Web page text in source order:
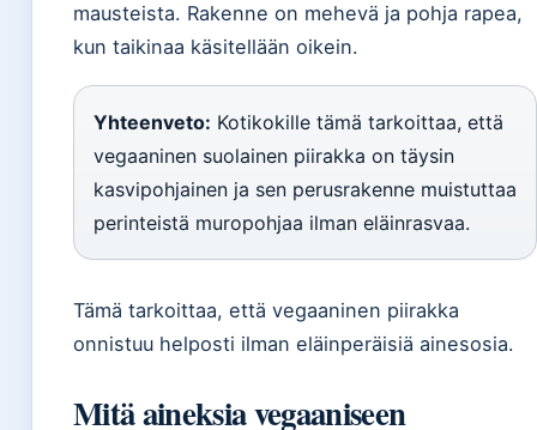
mausteista. Rakenne on mehevä ja pohja rapea,
kun taikinaa käsitellään oikein.
Yhteenveto: Kotikokille tämä tarkoittaa, että
vegaaninen suolainen piirakka on täysin
kasvipohjainen ja sen perusrakenne muistuttaa
perinteistä muropohjaa ilman eläinrasvaa.
Tämä tarkoittaa, että vegaaninen piirakka
onnistuu helposti ilman eläinperäisiä ainesosia.
Mitä aineksia vegaaniseen